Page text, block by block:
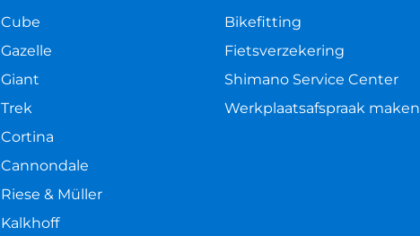
Cube
Gazelle
Giant
Trek
Cortina
Cannondale
Riese & Müller
Kalkhoff
Bikefitting
Fietsverzekering
Shimano Service Center
Werkplaatsafspraak maken